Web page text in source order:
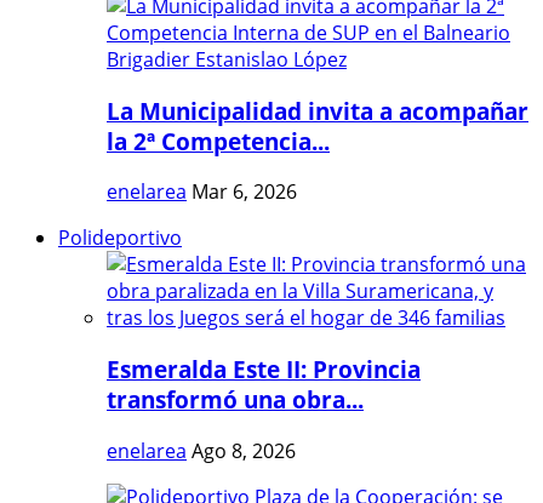
La Municipalidad invita a acompañar
la 2ª Competencia...
enelarea Mar 6, 2026
Polideportivo
Esmeralda Este II: Provincia
transformó una obra...
enelarea Ago 8, 2026